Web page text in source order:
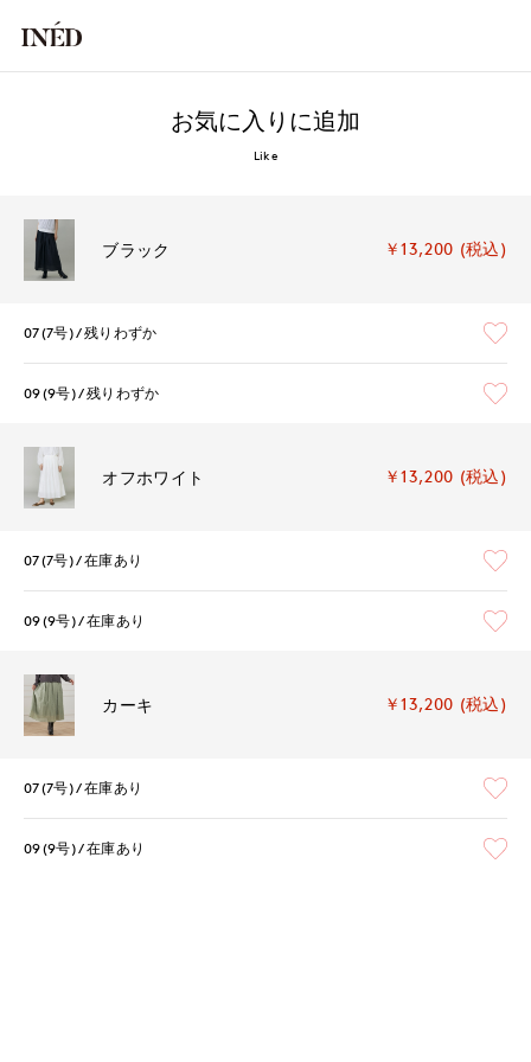
お気に入りに追加
Like
ブラック ￥13,200 (税込)
07(7号) 残りわずか
09(9号) 残りわずか
オフホワイト ￥13,200 (税込)
07(7号) 在庫あり
09(9号) 在庫あり
カーキ ￥13,200 (税込)
07(7号) 在庫あり
09(9号) 在庫あり